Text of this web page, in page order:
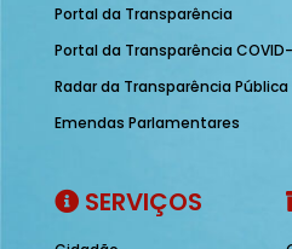
Portal da Transparência
Portal da Transparência COVID-
Radar da Transparência Pública
Emendas Parlamentares
SERVIÇOS